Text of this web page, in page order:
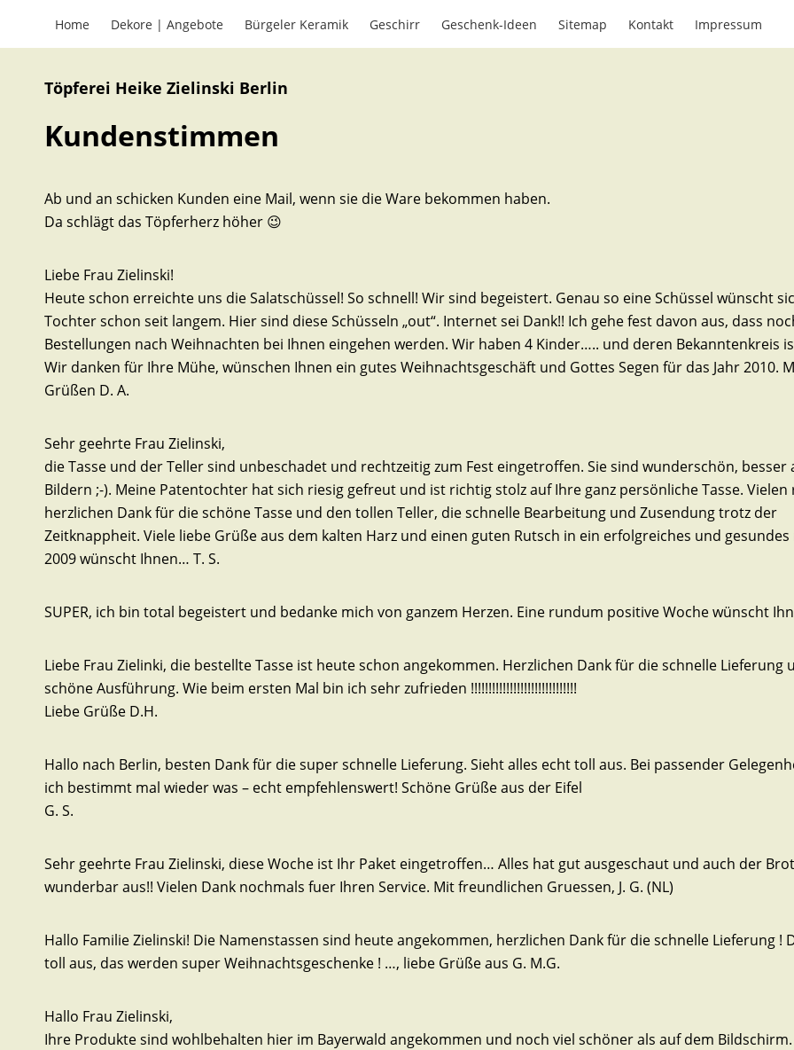
Home Dekore | Angebote Bürgeler Keramik Geschirr Geschenk-Ideen Sitemap Kontakt Impressum
Töpferei Heike Zielinski Berlin
Kundenstimmen
Ab und an schicken Kunden eine Mail, wenn sie die Ware bekommen haben.
Da schlägt das Töpferherz höher 😉
Liebe Frau Zielinski!
Heute schon erreichte uns die Salatschüssel! So schnell! Wir sind begeistert. Genau so eine Schüssel wünscht
Tochter schon seit langem. Hier sind diese Schüsseln „out“. Internet sei Dank!! Ich gehe fest davon aus, dass
Bestellungen nach Weihnachten bei Ihnen eingehen werden. Wir haben 4 Kinder….. und deren Bekanntenkreis
Wir danken für Ihre Mühe, wünschen Ihnen ein gutes Weihnachtsgeschäft und Gottes Segen für das Jahr 2010.
Grüßen D. A.
Sehr geehrte Frau Zielinski,
die Tasse und der Teller sind unbeschadet und rechtzeitig zum Fest eingetroffen. Sie sind wunderschön, besser
Bildern ;-). Meine Patentochter hat sich riesig gefreut und ist richtig stolz auf Ihre ganz persönliche Tasse. Vielen
herzlichen Dank für die schöne Tasse und den tollen Teller, die schnelle Bearbeitung und Zusendung trotz der
Zeitknappheit. Viele liebe Grüße aus dem kalten Harz und einen guten Rutsch in ein erfolgreiches und gesundes
2009 wünscht Ihnen… T. S.
SUPER, ich bin total begeistert und bedanke mich von ganzem Herzen. Eine rundum positive Woche wünscht
Liebe Frau Zielinki, die bestellte Tasse ist heute schon angekommen. Herzlichen Dank für die schnelle Lieferung
schöne Ausführung. Wie beim ersten Mal bin ich sehr zufrieden !!!!!!!!!!!!!!!!!!!!!!!!!!!!!!
Liebe Grüße D.H.
Hallo nach Berlin, besten Dank für die super schnelle Lieferung. Sieht alles echt toll aus. Bei passender
ich bestimmt mal wieder was – echt empfehlenswert! Schöne Grüße aus der Eifel
G. S.
Sehr geehrte Frau Zielinski, diese Woche ist Ihr Paket eingetroffen… Alles hat gut ausgeschaut und auch der
wunderbar aus!! Vielen Dank nochmals fuer Ihren Service. Mit freundlichen Gruessen, J. G. (NL)
Hallo Familie Zielinski! Die Namenstassen sind heute angekommen, herzlichen Dank für die schnelle Lieferung !
toll aus, das werden super Weihnachtsgeschenke ! …, liebe Grüße aus G. M.G.
Hallo Frau Zielinski,
Ihre Produkte sind wohlbehalten hier im Bayerwald angekommen und noch viel schöner als auf dem Bildschirm.